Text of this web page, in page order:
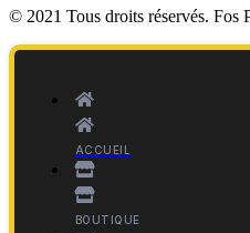
© 2021 Tous droits réservés. Fos
ACCUEIL
BOUTIQUE